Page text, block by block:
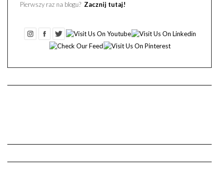
Pierwszy raz na blogu? Zacznij tutaj!